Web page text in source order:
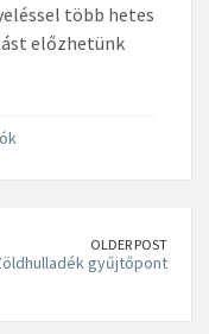
több hetes
előzhetünk
OLDER POST
gyűjtőpont